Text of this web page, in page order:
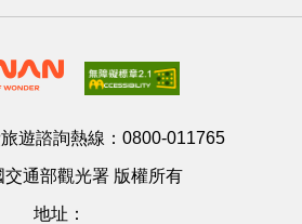
遊諮詢熱線： 0800-011765
交通部觀光署 版權所有
地址：